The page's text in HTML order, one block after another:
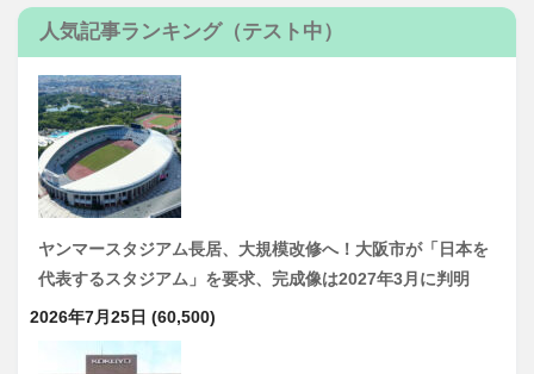
人気記事ランキング（テスト中）
ヤンマースタジアム長居、大規模改修へ！大阪市が「日本を
代表するスタジアム」を要求、完成像は2027年3月に判明
2026年7月25日 (60,500)